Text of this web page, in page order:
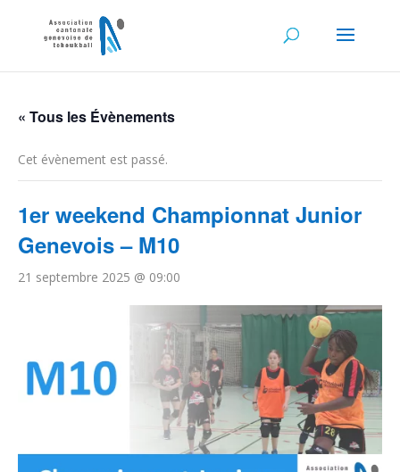
« Tous les Évènements
Cet évènement est passé.
1er weekend Championnat Junior
Genevois – M10
21 septembre 2025 @ 09:00